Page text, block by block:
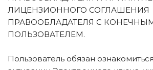
ЛИЦЕНЗИОННОГО СОГЛАШЕНИЯ
ПРАВООБЛАДАТЕЛЯ С
ПОЛЬЗОВАТЕЛЕМ.
Пользователь обязан